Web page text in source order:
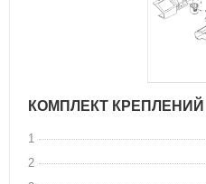
КОМПЛЕКТ
1
2